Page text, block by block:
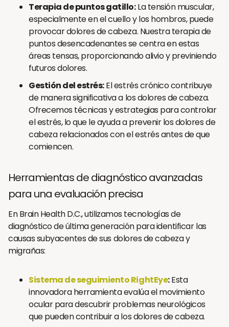
Terapia de puntos gatillo:La tensión muscular,
especialmente en el cuello y los hombros, puede
provocar dolores de cabeza. Nuestra terapia de
puntos desencadenantes se centra en estas
áreas tensas, proporcionando alivio y previniendo
futuros dolores.
Gestión del estrés:El estrés crónico contribuye
de manera significativa a los dolores de cabeza.
Ofrecemos técnicas y estrategias para controlar
el estrés, lo que le ayuda a prevenir los dolores de
cabeza relacionados con el estrés antes de que
comiencen.
Herramientas de diagnóstico avanzadas
para una evaluación precisa
En Brain Health D.C., utilizamos tecnologías de
diagnóstico de última generación para identificar las
causas subyacentes de sus dolores de cabeza y
migrañas:
Sistema de seguimiento RightEye:Esta
innovadora herramienta evalúa el movimiento
ocular para descubrir problemas neurológicos
que pueden contribuir a los dolores de cabeza.